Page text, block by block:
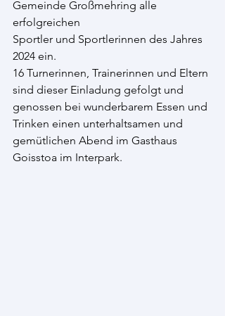
Gemeinde Großmehring alle
erfolgreichen
Sportler und Sportlerinnen des Jahres
2024 ein.
16 Turnerinnen, Trainerinnen und Eltern
sind dieser Einladung gefolgt und
genossen bei wunderbarem Essen und
Trinken einen unterhaltsamen und
gemütlichen Abend im Gasthaus
Goisstoa im Interpark.